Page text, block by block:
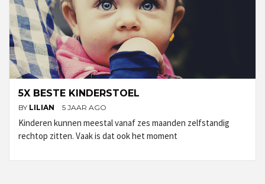
5X BESTE KINDERSTOEL
BY LILIAN 5 JAAR AGO
Kinderen kunnen meestal vanaf zes maanden zelfstandig
rechtop zitten. Vaak is dat ook het moment